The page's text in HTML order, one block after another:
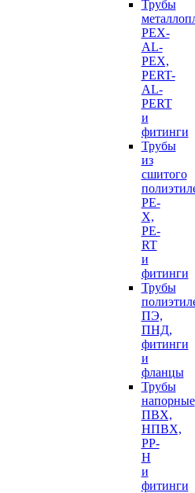
Трубы
PEX-
AL-
PEX,
PERT-
AL-
PERT
и
фитинги
Трубы
из
сшитого
PE-
X,
PE-
RT
и
фитинги
Трубы
ПЭ,
ПНД,
фитинги
и
фланцы
Трубы
напорные
ПВХ,
НПВХ,
PP-
H
и
фитинги